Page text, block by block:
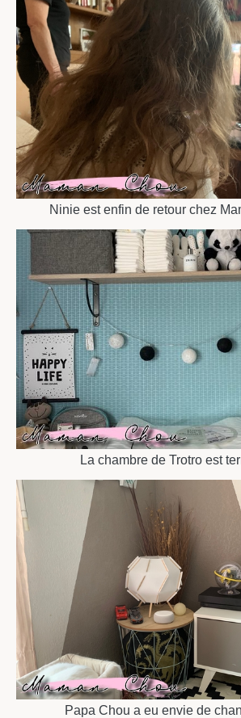
Ninie est enfin de retour chez
La chambre de Trotro est
Papa Chou a eu envie de